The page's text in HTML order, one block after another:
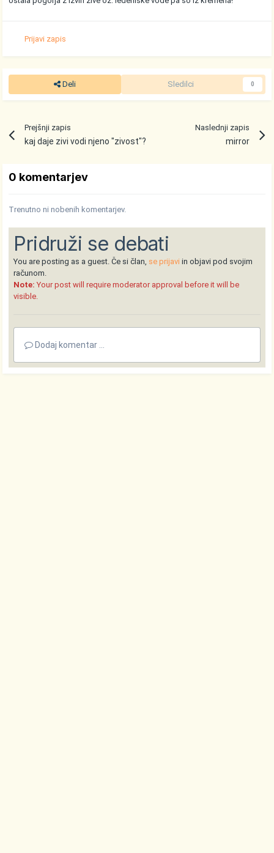
Prijavi zapis
Deli Sledilci 0
Prejšnji zapis
kaj daje zivi vodi njeno "zivost"?
Naslednji zapis
mirror
0 komentarjev
Trenutno ni nobenih komentarjev.
Pridruži se debati
You are posting as a guest. Če si član, se prijavi in objavi pod svojim
računom.
Note: Your post will require moderator approval before it will be
visible.
Dodaj komentar ...